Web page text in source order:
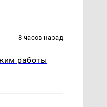
8 часов назад
работы